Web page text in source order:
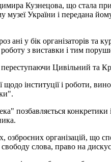
Кузнецова, що стала
України і передана
ані у бік організаторів та
з виставки і тим
Цивільний та
щодо інституції і роботи,
позбавляється
озброєних організацій, що
слова, право на